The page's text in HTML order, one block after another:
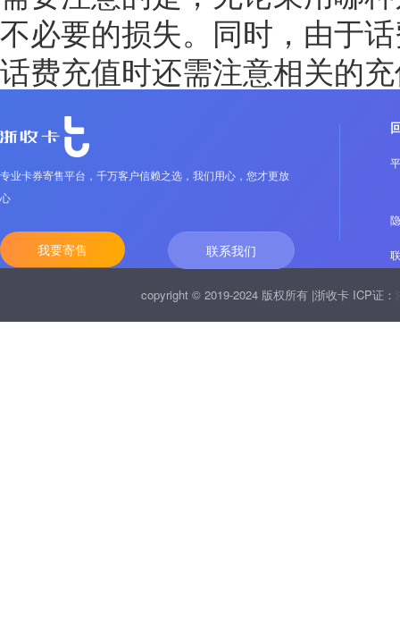
不必要的损失。同时，由于
话费充值时还需注意相关的
专业卡券寄售平台，千万客户信赖之选，我们用心，您才更放
心
我要寄售 联系我们
copyright © 2019-2024 版权所有 |浙收卡 ICP证：